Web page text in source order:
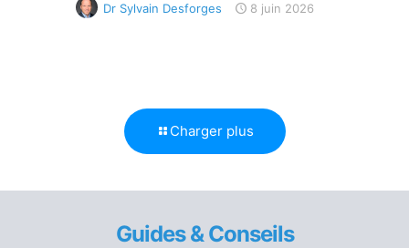
Dr Sylvain Desforges 8 juin 2026
Charger plus
Guides & Conseils